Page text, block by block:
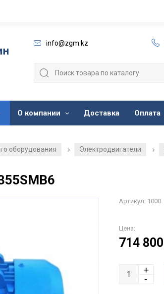
info@zgm.kz
О компании Доставка Оплата
оборудования / Электродвигатели /
Артикул: 1000
Цена:
714 800